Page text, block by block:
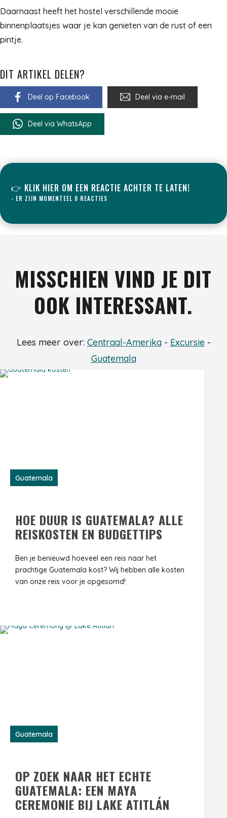
Daarnaast heeft het hostel verschillende mooie
binnenplaatsjes waar je kan genieten van de rust of een
pintje.
DIT ARTIKEL DELEN?
Deel op Facebook Deel via e-mail
Deel via WhatsApp
👉 KLIK HIER OM EEN REACTIE ACHTER TE LATEN!
- ER ZIJN MOMENTEEL 0 REACTIES
MISSCHIEN VIND JE DIT
OOK INTERESSANT.
Lees meer over: Centraal-Amerika- Excursie-
Guatemala
Guatemala
HOE DUUR IS GUATEMALA? ALLE
REISKOSTEN EN BUDGETTIPS
Ben je benieuwd hoeveel een reis naar het
prachtige Guatemala kost? Wij hebben alle kosten
van onze reis voor je opgesomd!
Guatemala
OP ZOEK NAAR HET ECHTE
GUATEMALA: EEN MAYA
CEREMONIE BIJ LAKE ATITLÁN